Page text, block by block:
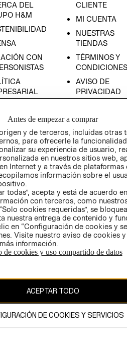
DEL
H&M
CON
CLIENTE
MI CUENTA
NUESTRAS
TIENDAS
TÉRMINOS Y
CONDICIONES
AVISO DE
PRIVACIDAD
AVISO DE
COOKIES
LIBRO DE
está protegido por copyright y es
AB.
Antes de empezar a comprar
y de terceros, incluidas otras
para ofrecerle la
su experiencia de usuario,
en nuestros sitios web,
Internet y a través de plataformas
información sobre el
todas”, acepta y está de acuerdo
con terceros, como
cookies requeridas”, se
nuestra entrega de contenido y
en “Configuración de cookies y
Visite nuestro aviso de cookies
información.
de cookies y uso compartido de datos
ACEPTAR TODO
DE COOKIES Y SERVICIOS